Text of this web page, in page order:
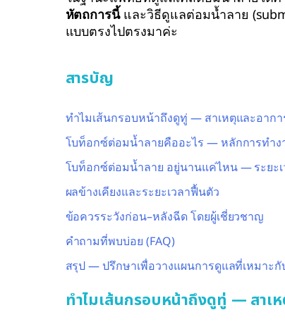
หัตถการนี้และวิธีดูแลต่อมน้ำลาย
แบบตรงไปตรงมาค่ะ
สารบัญ
ทำไมเส้นกรอบหน้าถึงดูทู่ — สาเหตุและอากา
โบท็อกซ์ต่อมน้ำลายคืออะไร — หลักการทำ
โบท็อกซ์ต่อมน้ำลาย อยู่นานแค่ไหน — ระยะ
ผลข้างเคียงและระยะเวลาฟื้นตัว
ข้อควรระวังก่อน–หลังฉีด โดยผู้เชี่ยวชาญ
คำถามที่พบบ่อย (FAQ)
สรุป — ปรึกษาเพื่อวางแผนการดูแลที่เหมาะ
ทำไมเส้นกรอบหน้าถึงดูทู่ — สาเห